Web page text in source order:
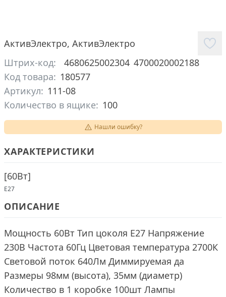
АктивЭлектро, АктивЭлектро
Штрих-код:
4680625002304 4700020002188
Код товара: 180577
Артикул: 111-08
Количество в ящике: 100
Нашли ошибку?
ХАРАКТЕРИСТИКИ
[60Вт]
E27
ОПИСАНИЕ
Мощность 60Вт Тип цоколя Е27 Напряжение
230В Частота 60Гц Цветовая температура 2700К
Световой поток 640Лм Диммируемая да
Размеры 98мм (высота), 35мм (диаметр)
Количество в 1 коробке 100шт Лампы